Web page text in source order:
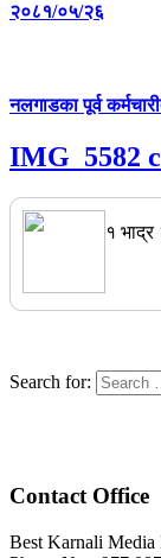
२०८१/०५/२६
नलगाडका पूर्व
IMG_5582
१ भाद्र
Search for:
Contact Office
Best Karnali Media